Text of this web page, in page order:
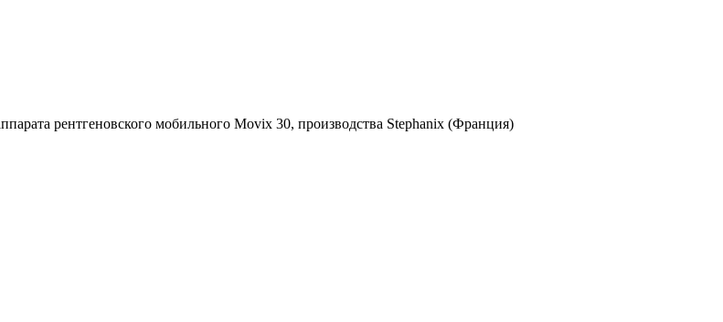
рентгеновского мобильного Movix 30, производства Stephanix (Франция)